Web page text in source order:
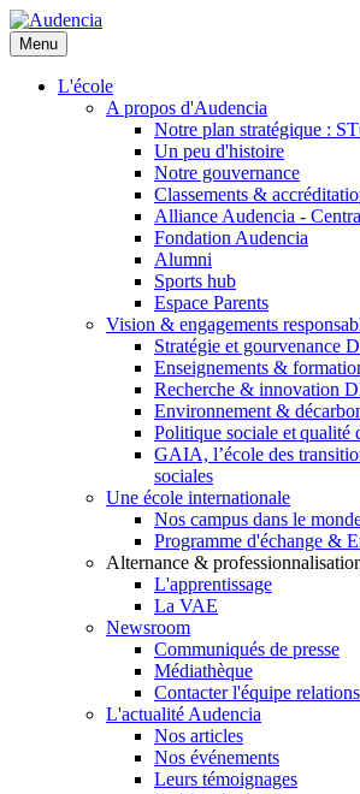
Aller
au
contenu
principal
Menu
L'école
A propos d'Audencia
Notre plan stratégique :
Un peu d'histoire
Notre gouvernance
Classements &
Alliance Audencia -
Fondation Audencia
Alumni
Sports hub
Espace Parents
Vision & engagements
Stratégie et gourvenance
Enseignements &
Recherche & innovation
Environnement &
Politique sociale et qualité
GAIA, l’école des
sociales
Une école internationale
Nos campus dans le
Programme d'échange &
Alternance &
L'apprentissage
La VAE
Newsroom
Communiqués de presse
Médiathèque
Contacter l'équipe
L'actualité Audencia
Nos articles
Nos événements
Leurs témoignages